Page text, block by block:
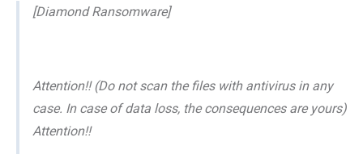
[Diamond Ransomware]
Attention!! (Do not scan the files with antivirus in any
case. In case of data loss, the consequences are yours)
Attention!!